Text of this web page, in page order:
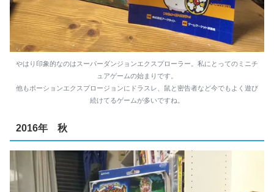
やはり印象的なのはスーパーダンジョンエクスプローラー。私にとってのミニチ
ュアゲームの始まりです。
他もポーションエクスプロージョンにドラスレ、鼠と密告者など今でもよく遊び
続けてるゲームが多いですね。
2016年 秋